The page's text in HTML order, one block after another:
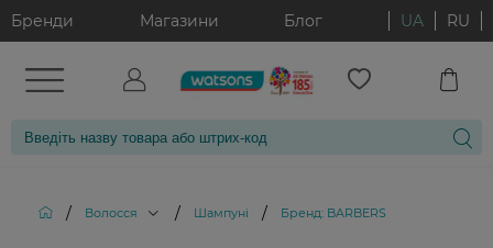
Бренди Магазини Блог UA RU
/ Волосся / Шампуні / Бренд: BARBERS